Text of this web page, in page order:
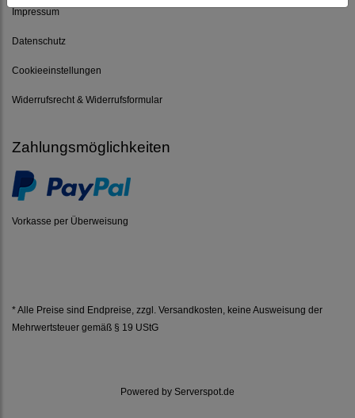
Impressum
Datenschutz
Cookieeinstellungen
Widerrufsrecht & Widerrufsformular
Zahlungsmöglichkeiten
Vorkasse per Überweisung
* Alle Preise sind Endpreise, zzgl. Versandkosten , keine Ausweisung der
Mehrwertsteuer gemäß § 19 UStG
Powered by Serverspot.de